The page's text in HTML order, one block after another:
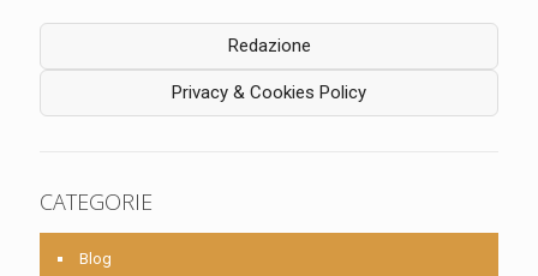
Redazione
Privacy & Cookies Policy
CATEGORIE
Blog